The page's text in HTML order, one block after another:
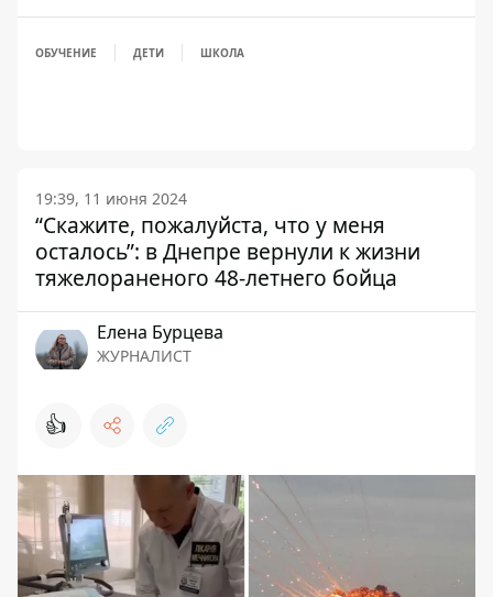
ОБУЧЕНИЕ ДЕТИ ШКОЛА
19:39, 11 июня 2024
“Скажите, пожалуйста, что у меня
осталось”: в Днепре вернули к жизни
тяжелораненого 48-летнего бойца
Елена Бурцева
ЖУРНАЛИСТ
👍